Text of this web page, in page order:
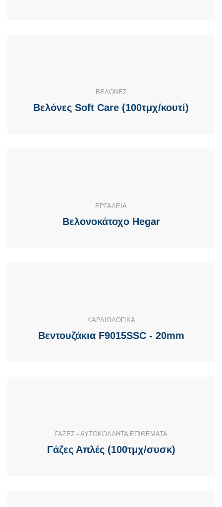
ΒΕΛΟΝΕΣ
Βελόνες Soft Care (100τμχ/κουτί)
ΕΡΓΑΛΕΙΑ
Βελονοκάτοχo Hegar
ΚΑΡΔΙΟΛΟΓΙΚΑ
Βεντουζάκια F9015SSC - 20mm
ΓΑΖΕΣ - ΑΥΤΟΚΟΛΛΗΤΑ ΕΠΙΘΕΜΑΤΑ
Γάζες Απλές (100τμχ/συσκ)